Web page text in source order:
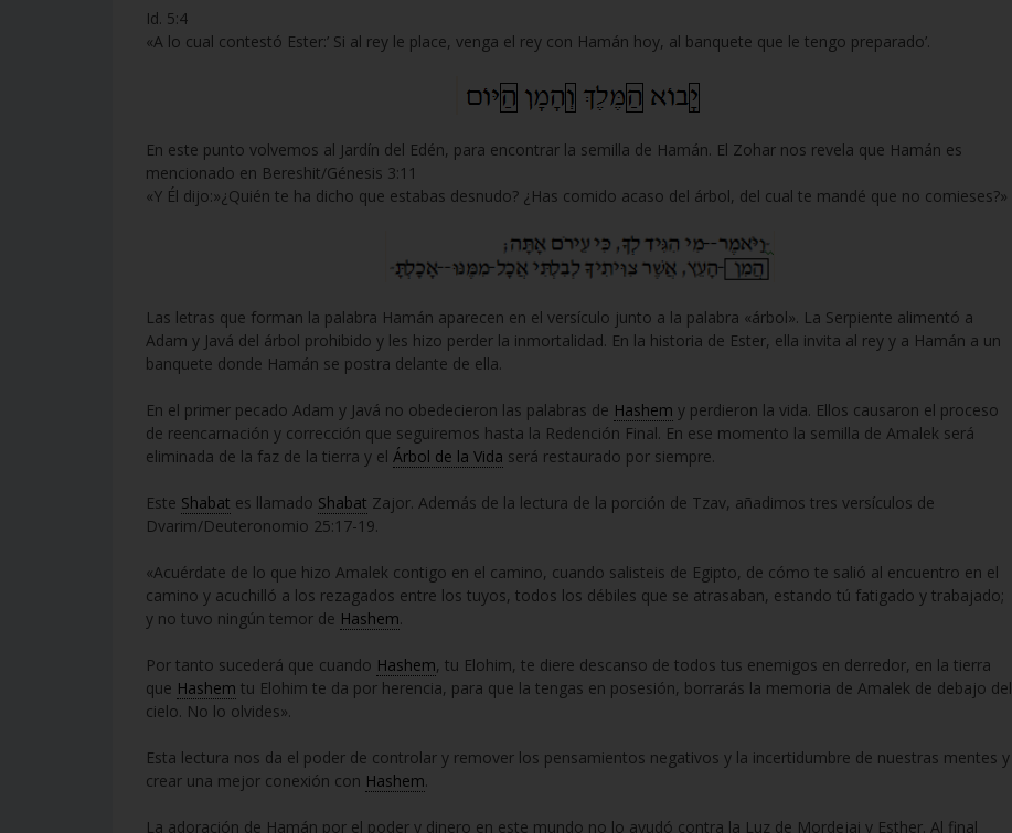
Id. 5:4
«A lo cual contestó Ester:’ Si al rey le place, venga el rey con Hamán hoy, al banquete que le tengo preparado’.
En este punto volvemos al Jardín del Edén, para encontrar la semilla de Hamán. El Zohar nos revela que Hamán es
mencionado en Bereshit/Génesis 3:11
«Y Él dijo:»¿Quién te ha dicho que estabas desnudo? ¿Has comido acaso del árbol, del cual te mandé que no comieses?»
Las letras que forman la palabra Hamán aparecen en el versículo junto a la palabra «árbol». La Serpiente alimentó a
Adam y Javá del árbol prohibido y les hizo perder la inmortalidad. En la historia de Ester, ella invita al rey y a Hamán a un
banquete donde Hamán se postra delante de ella.
En el primer pecado Adam y Javá no obedecieron las palabras de Hashem y perdieron la vida. Ellos causaron el proceso
de reencarnación y corrección que seguiremos hasta la Redención Final. En ese momento la semilla de Amalek será
eliminada de la faz de la tierra y el Árbol de la Vida será restaurado por siempre.
Este Shabat es llamado Shabat Zajor. Además de la lectura de la porción de Tzav, añadimos tres versículos de
Dvarim/Deuteronomio 25:17-19.
«Acuérdate de lo que hizo Amalek contigo en el camino, cuando salisteis de Egipto, de cómo te salió al encuentro en el
camino y acuchilló a los rezagados entre los tuyos, todos los débiles que se atrasaban, estando tú fatigado y trabajado;
y no tuvo ningún temor de Hashem.
Por tanto sucederá que cuando Hashem, tu Elohim, te diere descanso de todos tus enemigos en derredor, en la tierra
que Hashem tu Elohim te da por herencia, para que la tengas en posesión, borrarás la memoria de Amalek de debajo del
cielo. No lo olvides».
Esta lectura nos da el poder de controlar y remover los pensamientos negativos y la incertidumbre de nuestras mentes y
crear una mejor conexión con Hashem.
La adoración de Hamán por el poder y dinero en este mundo no lo ayudó contra la Luz de Mordejai y Esther. Al final